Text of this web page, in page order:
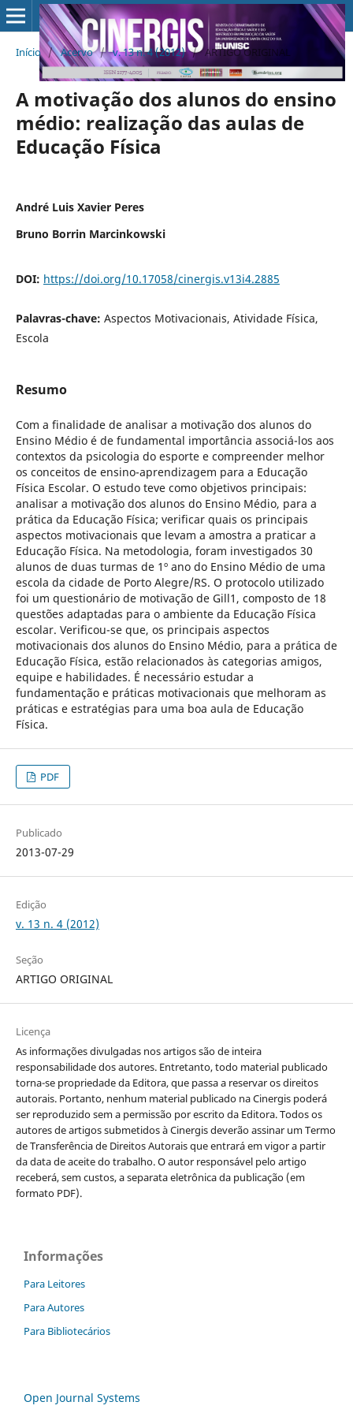
Início / Acervo / v. 13 n. 4 (2012) / ARTIGO ORIGINAL
A motivação dos alunos do ensino
médio: realização das aulas de
Educação Física
André Luis Xavier Peres
Bruno Borrin Marcinkowski
DOI: https://doi.org/10.17058/cinergis.v13i4.2885
Palavras-chave: Aspectos Motivacionais, Atividade Física,
Escola
Resumo
Com a finalidade de analisar a motivação dos alunos do
Ensino Médio é de fundamental importância associá-los aos
contextos da psicologia do esporte e compreender melhor
os conceitos de ensino-aprendizagem para a Educação
Física Escolar. O estudo teve como objetivos principais:
analisar a motivação dos alunos do Ensino Médio, para a
prática da Educação Física; verificar quais os principais
aspectos motivacionais que levam a amostra a praticar a
Educação Física. Na metodologia, foram investigados 30
alunos de duas turmas de 1º ano do Ensino Médio de uma
escola da cidade de Porto Alegre/RS. O protocolo utilizado
foi um questionário de motivação de Gill1, composto de 18
questões adaptadas para o ambiente da Educação Física
escolar. Verificou-se que, os principais aspectos
motivacionais dos alunos do Ensino Médio, para a prática de
Educação Física, estão relacionados às categorias amigos,
equipe e habilidades. É necessário estudar a
fundamentação e práticas motivacionais que melhoram as
práticas e estratégias para uma boa aula de Educação
Física.
PDF
Publicado
2013-07-29
Edição
v. 13 n. 4 (2012)
Seção
ARTIGO ORIGINAL
Licença
As informações divulgadas nos artigos são de inteira
responsabilidade dos autores. Entretanto, todo material publicado
torna-se propriedade da Editora, que passa a reservar os direitos
autorais. Portanto, nenhum material publicado na Cinergis poderá
ser reproduzido sem a permissão por escrito da Editora. Todos os
autores de artigos submetidos à Cinergis deverão assinar um Termo
de Transferência de Direitos Autorais que entrará em vigor a partir
da data de aceite do trabalho. O autor responsável pelo artigo
receberá, sem custos, a separata eletrônica da publicação (em
formato PDF).
Informações
Para Leitores
Para Autores
Para Bibliotecários
Open Journal Systems